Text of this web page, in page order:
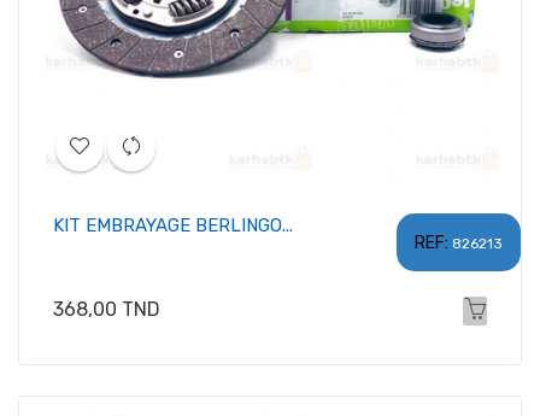
REF: 826213
KIT EMBRAYAGE BERLINGO...
Prix
368,00 TND